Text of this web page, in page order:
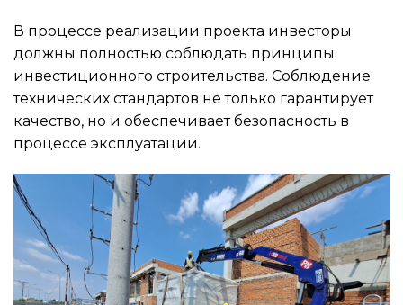
В процессе реализации проекта инвесторы
должны полностью соблюдать принципы
инвестиционного строительства. Соблюдение
технических стандартов не только гарантирует
качество, но и обеспечивает безопасность в
процессе эксплуатации.